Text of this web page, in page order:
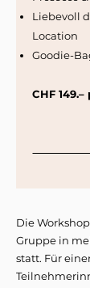
Liebevoll
Location
Goodie-
CHF
Die
Gruppe in
statt. Für